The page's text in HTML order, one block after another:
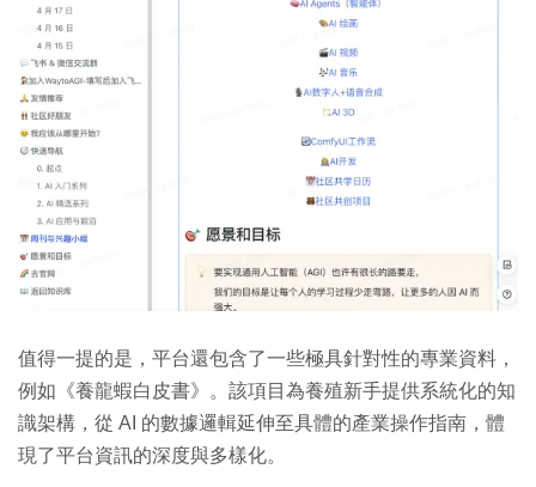
值得一提的是，平台還包含了一些極具針對性的專業資料，
例如《養龍蝦白皮書》。該項目為養殖新手提供系統化的知
識架構，從 AI 的數據邏輯延伸至具體的產業操作指南，體
現了平台資訊的深度與多樣化。